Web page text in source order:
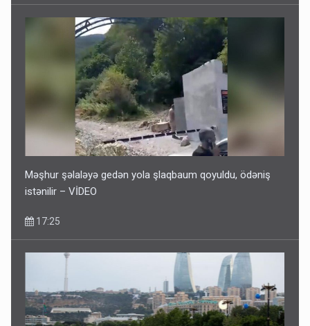
Məşhur şəlaləyə gedən yola şlaqbaum qoyuldu, ödəniş
istənilir – VİDEO
17:25